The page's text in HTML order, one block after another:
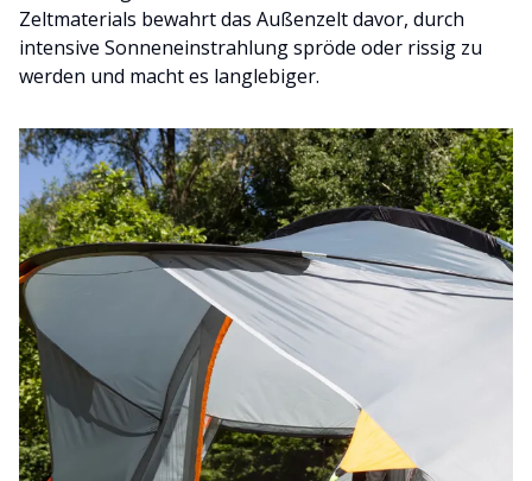
Zeltmaterials bewahrt das Außenzelt davor, durch
intensive Sonneneinstrahlung spröde oder rissig zu
werden und macht es langlebiger.